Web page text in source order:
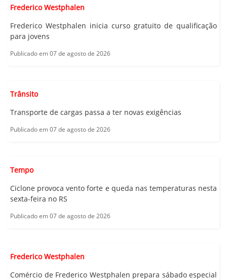
Frederico Westphalen
Frederico Westphalen inicia curso gratuito de qualificação
para jovens
Publicado em 07 de agosto de 2026
Trânsito
Transporte de cargas passa a ter novas exigências
Publicado em 07 de agosto de 2026
Tempo
Ciclone provoca vento forte e queda nas temperaturas nesta
sexta-feira no RS
Publicado em 07 de agosto de 2026
Frederico Westphalen
Comércio de Frederico Westphalen prepara sábado especial